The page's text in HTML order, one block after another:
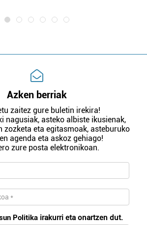
Azken berriak
zaitez gure buletin irekira!
nagusiak, asteko albiste ikusienak,
zozketa eta egitasmoak, asteburuko
agenda eta askoz gehiago!
zure posta elektronikoan.
Politika irakurri eta onartzen dut.